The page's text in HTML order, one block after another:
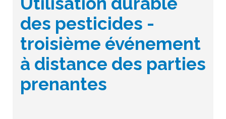
des pesticides -
troisième événement
à distance des parties
prenantes